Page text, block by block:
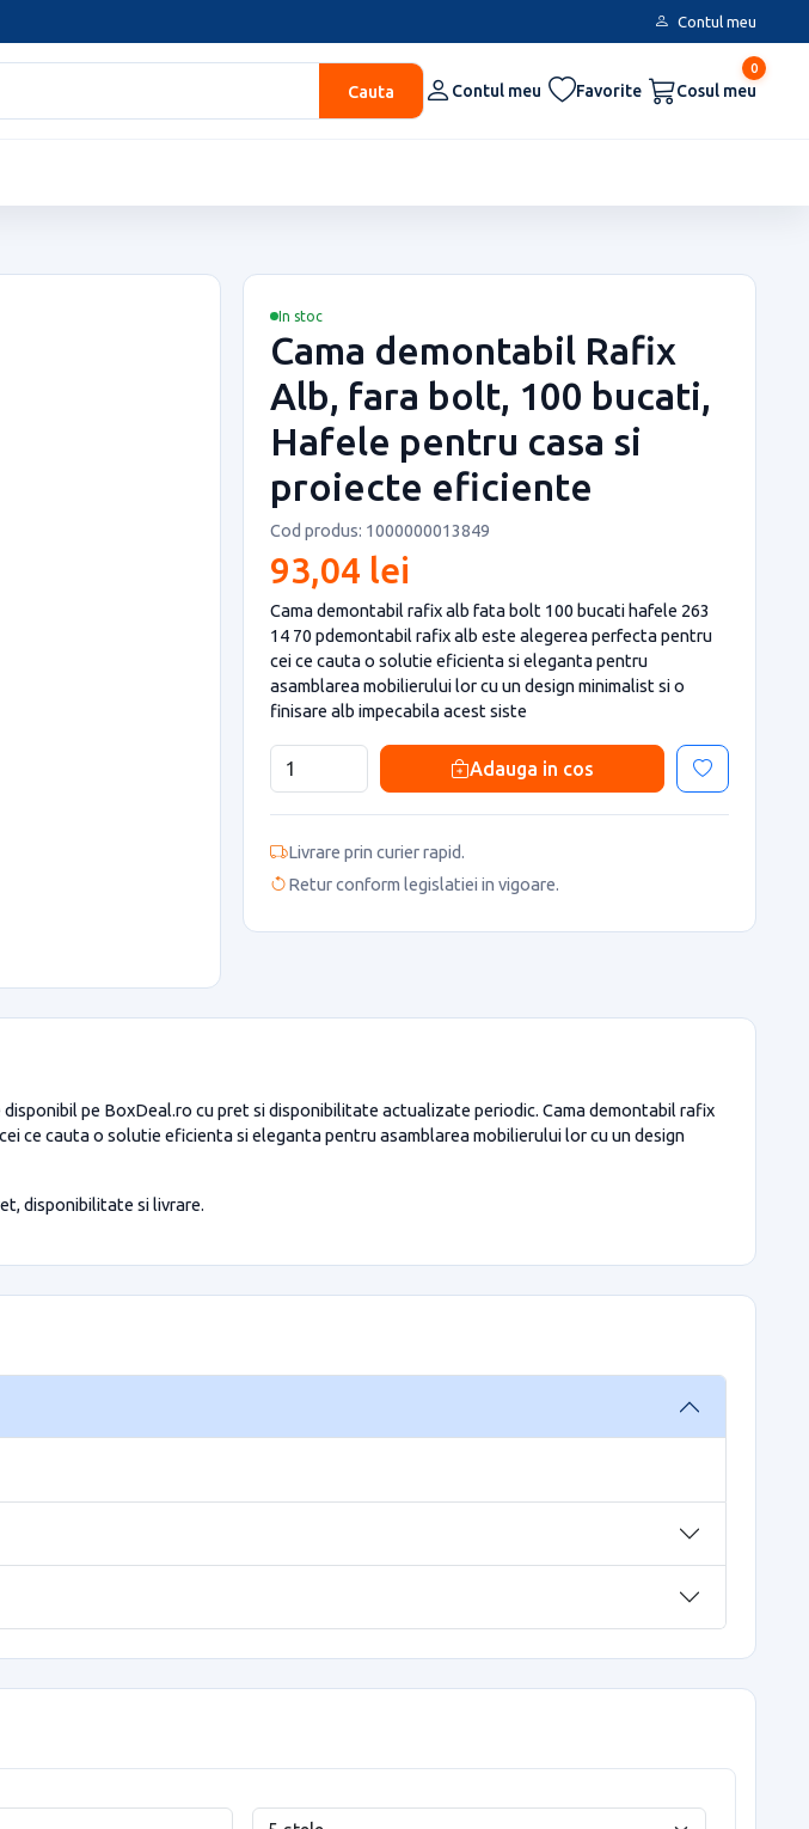
Contul meu
Cauta Contul meu Favorite
0
Cosul meu
In stoc
Cama demontabil Rafix
Alb, fara bolt, 100 bucati,
Hafele pentru casa si
proiecte eficiente
Cod produs: 1000000013849
93,04 lei
Cama demontabil rafix alb fata bolt 100 bucati hafele 263
14 70 pdemontabil rafix alb este alegerea perfecta pentru
cei ce cauta o solutie eficienta si eleganta pentru
asamblarea mobilierului lor cu un design minimalist si o
finisare alb impecabila acest siste
Adauga in cos
Livrare prin curier rapid.
Retur conform legislatiei in vigoare.
pe BoxDeal.ro cu pret si disponibilitate actualizate periodic. Cama demontabil rafix
ce cauta o solutie eficienta si eleganta pentru asamblarea mobilierului lor cu un design
disponibilitate si livrare.